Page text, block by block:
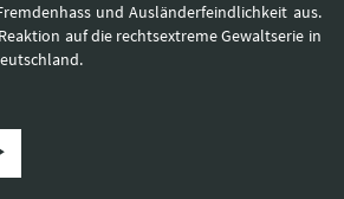
und Ausländerfeindlichkeit aus.
auf die rechtsextreme Gewaltserie in